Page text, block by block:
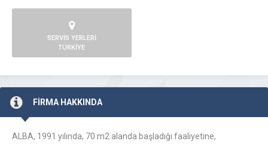
SERVİS YERLERİ
TÜRKİYE
FİRMA HAKKINDA
ALBA, 1991 yılında, 70 m2 alanda başladığı faaliyetine,